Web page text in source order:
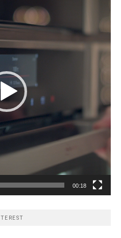
00:18